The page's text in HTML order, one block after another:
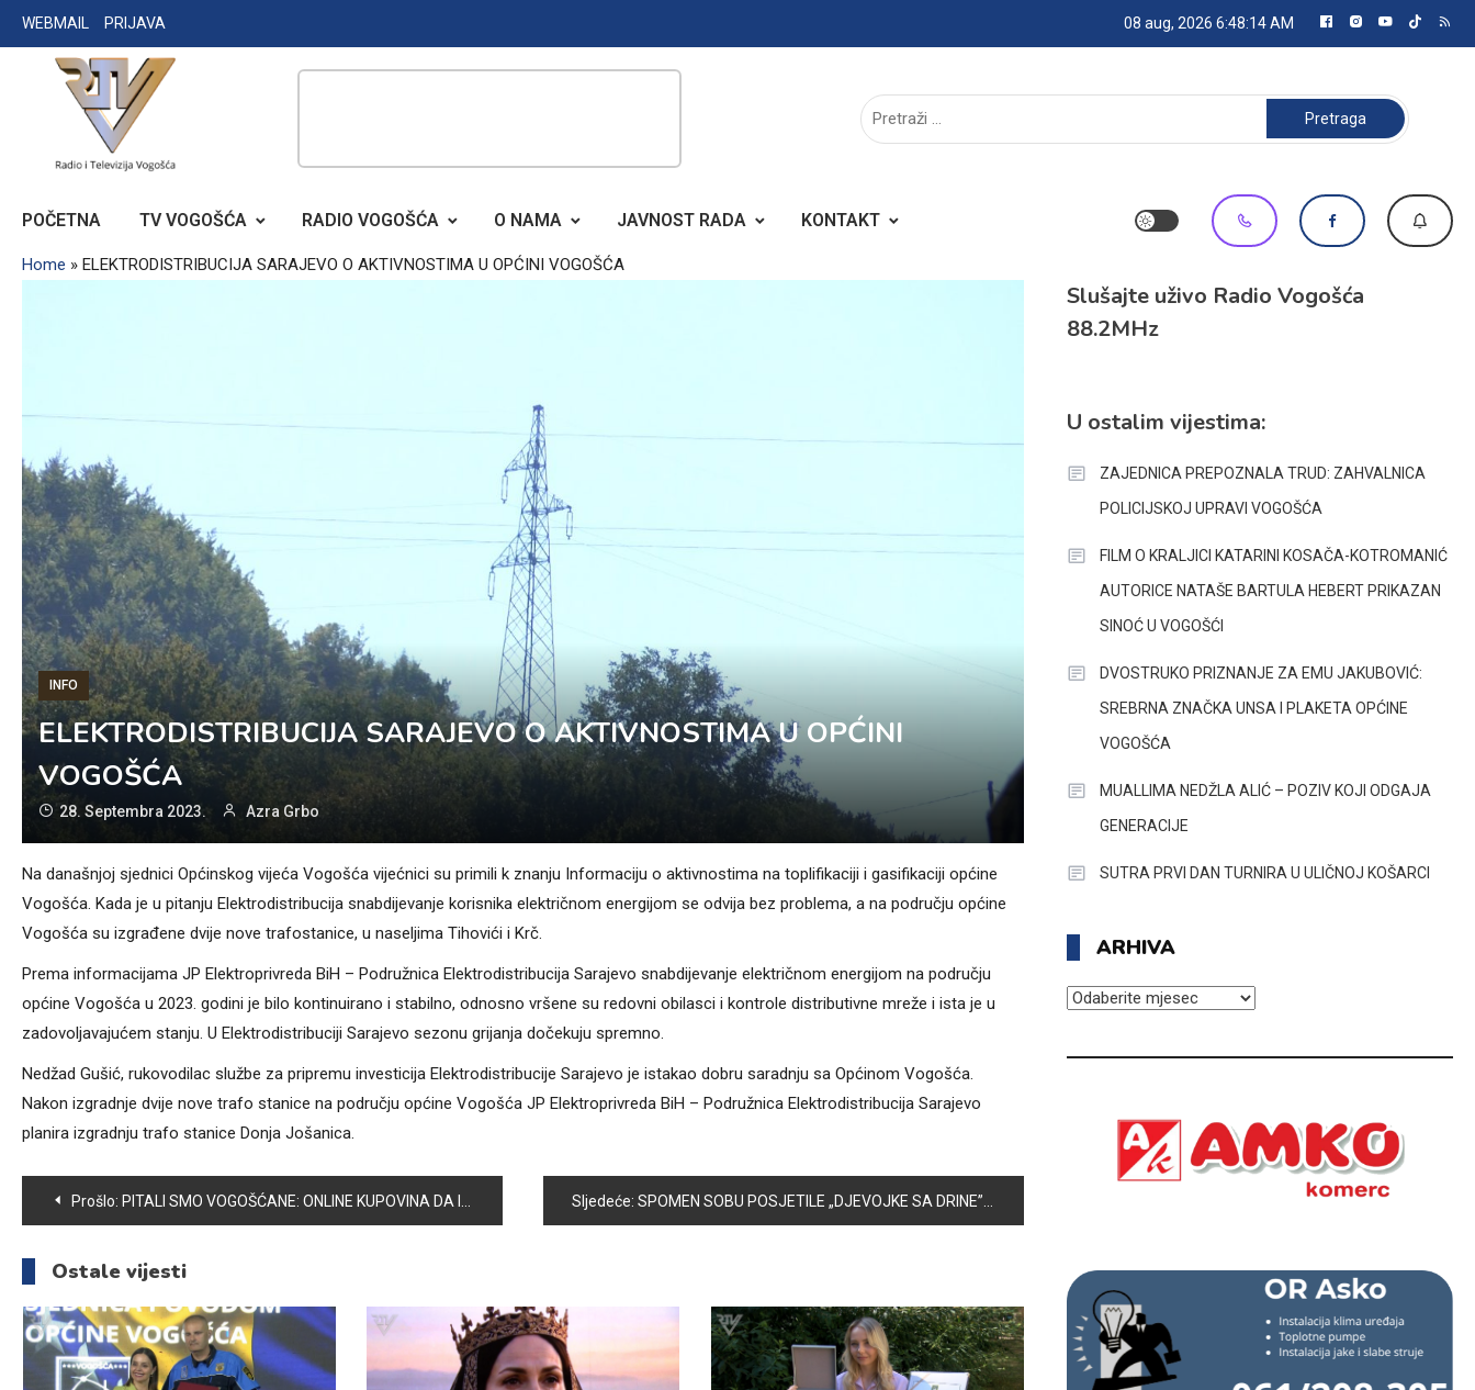
Skip
to
WEBMAIL PRIJAVA 08 aug, 2026 6:48:14 AM
RADIO TELEVIZIJA VOGOŠĆA
Pretraga:
POČETNA TV VOGOŠĆA RADIO VOGOŠĆA O NAMA JAVNOST RADA KONTAKT
Home » ELEKTRODISTRIBUCIJA SARAJEVO O AKTIVNOSTIMA U OPĆINI VOGOŠĆA
INFO
ELEKTRODISTRIBUCIJA SARAJEVO O AKTIVNOSTIMA U OPĆINI
VOGOŠĆA
28. Septembra 2023. Azra Grbo
Na današnjoj sjednici Općinskog vijeća Vogošća vijećnici su primili k znanju Informaciju o aktivnostima na toplifikaciji i gasifikaciji općine
Vogošća. Kada je u pitanju Elektrodistribucija snabdijevanje korisnika električnom energijom se odvija bez problema, a na području općine
Vogošća su izgrađene dvije nove trafostanice, u naseljima Tihovići i Krč.
Prema informacijama JP Elektroprivreda BiH – Podružnica Elektrodistribucija Sarajevo snabdijevanje električnom energijom na području
općine Vogošća u 2023. godini je bilo kontinuirano i stabilno, odnosno vršene su redovni obilasci i kontrole distributivne mreže i ista je u
zadovoljavajućem stanju. U Elektrodistribuciji Sarajevo sezonu grijanja dočekuju spremno.
Nedžad Gušić, rukovodilac službe za pripremu investicija Elektrodistribucije Sarajevo je istakao dobru saradnju sa Općinom Vogošća.
Nakon izgradnje dvije nove trafo stanice na području općine Vogošća JP Elektroprivreda BiH – Podružnica Elektrodistribucija Sarajevo
planira izgradnju trafo stanice Donja Jošanica.
Navigacija
članaka
Prošlo: PITALI SMO VOGOŠĆANE: ONLINE KUPOVINA DA ILI NE? Sljedeće: SPOMEN SOBU POSJETILE „DJEVOJKE SA DRINE”
Ostale vijesti
Slušajte uživo Radio Vogošća
88.2MHz
U ostalim vijestima:
ZAJEDNICA PREPOZNALA TRUD: ZAHVALNICA
POLICIJSKOJ UPRAVI VOGOŠĆA
FILM O KRALJICI KATARINI KOSAČA-KOTROMANIĆ
AUTORICE NATAŠE BARTULA HEBERT PRIKAZAN
SINOĆ U VOGOŠĆI
DVOSTRUKO PRIZNANJE ZA EMU JAKUBOVIĆ:
SREBRNA ZNAČKA UNSA I PLAKETA OPĆINE
VOGOŠĆA
MUALLIMA NEDŽLA ALIĆ – POZIV KOJI ODGAJA
GENERACIJE
SUTRA PRVI DAN TURNIRA U ULIČNOJ KOŠARCI
ARHIVA
ARHIVA